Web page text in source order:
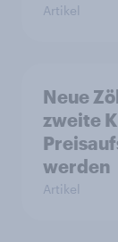
Artikel
Neue
zweite
werden
Artikel